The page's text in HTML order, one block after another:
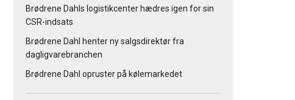
Brødrene Dahls logistikcenter hædres igen for sin
CSR-indsats
Brødrene Dahl henter ny salgsdirektør fra
dagligvarebranchen
Brødrene Dahl opruster på kølemarkedet